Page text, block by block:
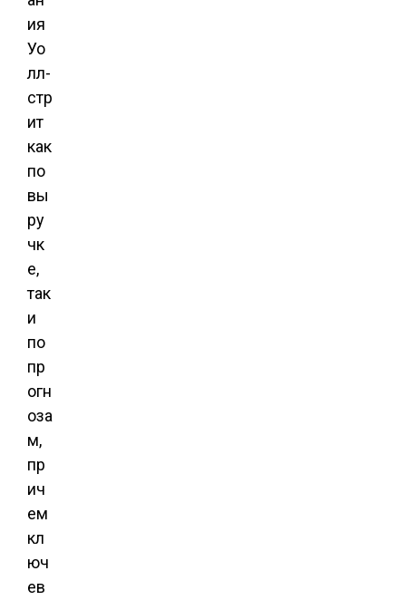
ия
Уо
лл-
стр
ит
как
по
вы
ру
чк
е,
так
и
по
пр
огн
оза
м,
пр
ич
ем
кл
юч
ев